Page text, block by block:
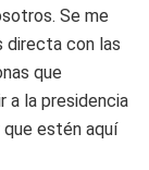
Se me
directa con las
que
a la presidencia
estén aquí